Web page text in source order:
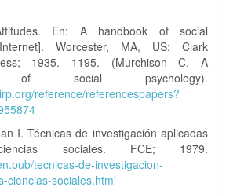
En: A handbook of social
Worcester, MA, US: Clark
1935. 1195. (Murchison C. A
of social psychology).
reference/referencespapers?
I. Técnicas de investigación aplicadas
sociales. FCE; 1979.
tecnicas-de-investigacion-
ciencias-sociales.html